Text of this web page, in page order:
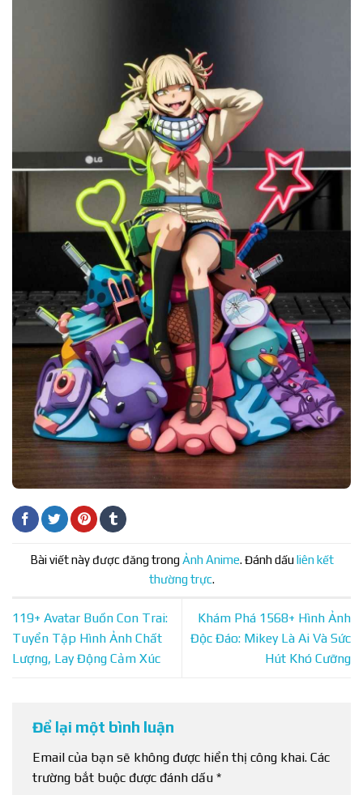
Bài viết này được đăng trongẢnh Anime. Đánh dấuliên kết
thường trực.
119+ Avatar Buồn Con Trai:
Tuyển Tập Hình Ảnh Chất
Lượng, Lay Động Cảm Xúc
Khám Phá 1568+ Hình Ảnh
Độc Đáo: Mikey Là Ai Và Sức
Hút Khó Cưỡng
Để lại một bình luận
Email của bạn sẽ không được hiển thị công khai. Các
trường bắt buộc được đánh dấu *